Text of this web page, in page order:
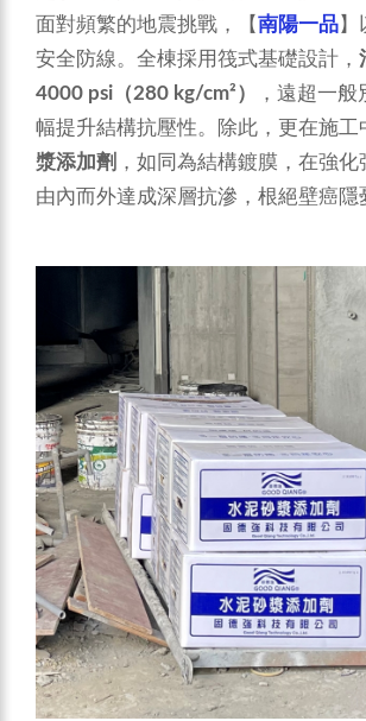
面對頻繁的地震挑戰，【南陽一品】
安全防線。全棟採用筏式基礎設計，
4000 psi（280 kg/cm²）
，遠超一
幅提升結構抗壓性。除此，更在施工
漿添加劑 ，如同為結構鍍膜，在強化
由內而外達成深層抗滲，根絕壁癌隱